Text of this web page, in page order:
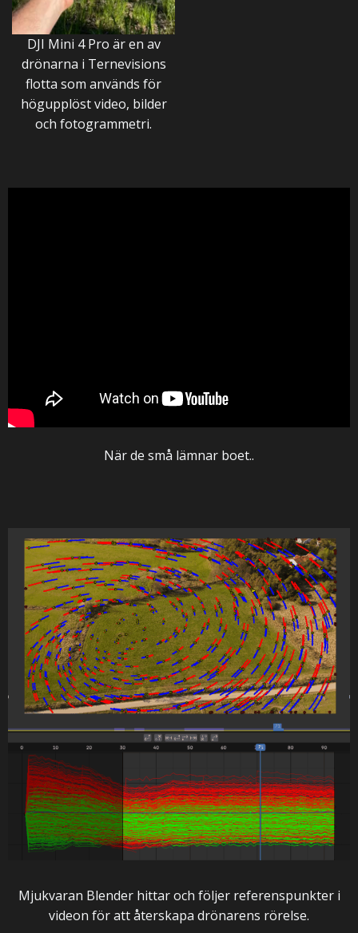
DJI Mini 4 Pro är en av
drönarna i Ternevisions
flotta som används för
högupplöst video, bilder
och fotogrammetri.
När de små lämnar boet..
Mjukvaran Blender hittar och följer referenspunkter i
videon för att återskapa drönarens rörelse.